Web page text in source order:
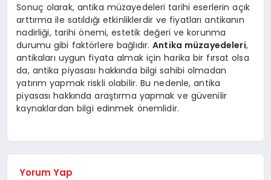
Sonuç olarak, antika müzayedeleri tarihi eserlerin açık
arttırma ile satıldığı etkinliklerdir ve fiyatları antikanın
nadirliği, tarihi önemi, estetik değeri ve korunma
durumu gibi faktörlere bağlıdır.Antika müzayedeleri,
antikaları uygun fiyata almak için harika bir fırsat olsa
da, antika piyasası hakkında bilgi sahibi olmadan
yatırım yapmak riskli olabilir. Bu nedenle, antika
piyasası hakkında araştırma yapmak ve güvenilir
kaynaklardan bilgi edinmek önemlidir.
Yorum Yap